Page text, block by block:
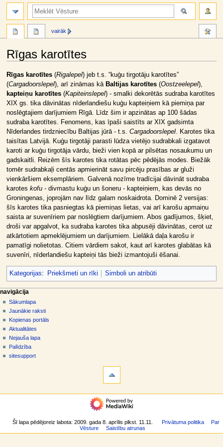
Rīgas karotītes
Jump
to
navigation
Jump
to
search
Rīgas karotītes(Rigalepel) jeb t.s. “kuģu tirgotāju karotītes”
(Cargadoorslepel), arī zināmas kā Baltijas karotītes(Oostzeelepel),
kapteiņu karotītes(Kapiteinslepel) - smalki dekorētās sudraba karotītes
XIX gs. tika dāvinātas nīderlandiešu kuģu kapteiņiem kā piemiņa par
noslēgtajiem darījumiem Rīgā. Līdz šim ir apzinātas ap 100 šādas
sudraba karotītes. Fenomens, kas īpaši saistīts ar XIX gadsimta
Nīderlandes tirdzniecību Baltijas jūrā - t.s. Cargadoorslepel. Karotes tika
taisītas Latvijā. Kuģu tirgotāji parasti lūdza vietējo sudrabkali izgatavot
karoti ar kuģu tirgotāja vārdu, bieži vien kopā ar pilsētas nosaukumu un
gadskaitli. Reizēm šīs karotes tika rotātas pēc pēdējās modes. Biežāk
tomēr sudrabkaļi centās apmierināt savu pircēju prasības ar gluži
vienkāršiem eksemplāriem. Galvenā nozīme tradīcijai dāvināt sudraba
karotes kofu- divmastu kuģu un šoneru - kapteiņiem, kas devās no
Groningenas, joprojām nav līdz galam noskaidrota. Dominē 2 versijas:
šīs karotes tika pasniegtas kā piemiņas lietas, vai arī karošu apmaiņu
saista ar suvenīriem par noslēgtiem darījumiem. Abos gadījumos, šķiet,
droši var apgalvot, ka sudraba karotes tika abpusēji dāvinātas, cerot uz
atkārtotiem apmeklējumiem un darījumiem. Lielākā daļa karošu ir
pamatīgi nolietotas. Citiem vārdiem sakot, kaut arī karotes glabātas kā
suvenīri, nīderlandiešu kapteiņi tās bieži izmantojuši ēšanai.
Kategorijas: Priekšmeti un rīki Simboli un atribūti
N
a
v
g
ā
c
a
v
lapas darbības
raksts
diskusija
skatīt
aplūkot
kodu
vēsture
vairāk
dalībnieka rīki
pieslēgties
navigācija
Sākumlapa
Jaunākie raksti
Kopienas portāls
Aktualitātes
Nejauša lapa
Palīdzība
sitesupport
meklēt
Īpašās
lapas
navigācija
raksti
Šī lapa pēdējoreiz labota: 2009. gada 8. aprīlis plkst. 11.11. Privātuma politika
Par
Vēsture
Saistību atrunas